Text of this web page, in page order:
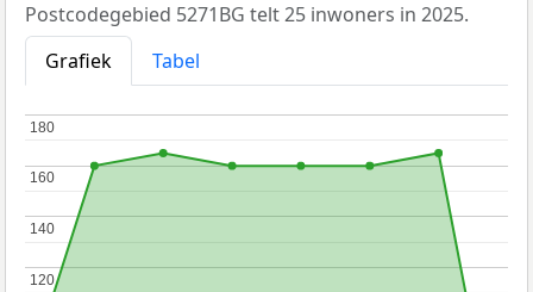
Postcodegebied 5271BG telt 25 inwoners in 2025.
Grafiek
Tabel
120
120
140
140
160
160
180
180